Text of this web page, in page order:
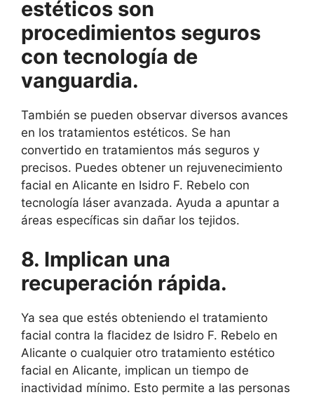
estéticos son
procedimientos seguros
con tecnología de
vanguardia.
También se pueden observar diversos avances
en los tratamientos estéticos. Se han
convertido en tratamientos más seguros y
precisos. Puedes obtener un rejuvenecimiento
facial en Alicante en Isidro F. Rebelo con
tecnología láser avanzada. Ayuda a apuntar a
áreas específicas sin dañar los tejidos.
8. Implican una
recuperación rápida.
Ya sea que estés obteniendo el tratamiento
facial contra la flacidez de Isidro F. Rebelo en
Alicante o cualquier otro tratamiento estético
facial en Alicante, implican un tiempo de
inactividad mínimo. Esto permite a las personas